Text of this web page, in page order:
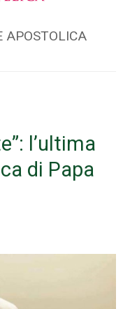
APOSTOLICA
l’ultima
di Papa